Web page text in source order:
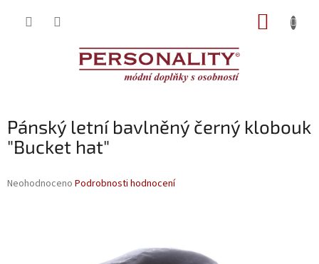
Pánský letní bavlněný černý klobouk
"Bucket hat"
Průměrné
Neohodnoceno Podrobnosti hodnocení